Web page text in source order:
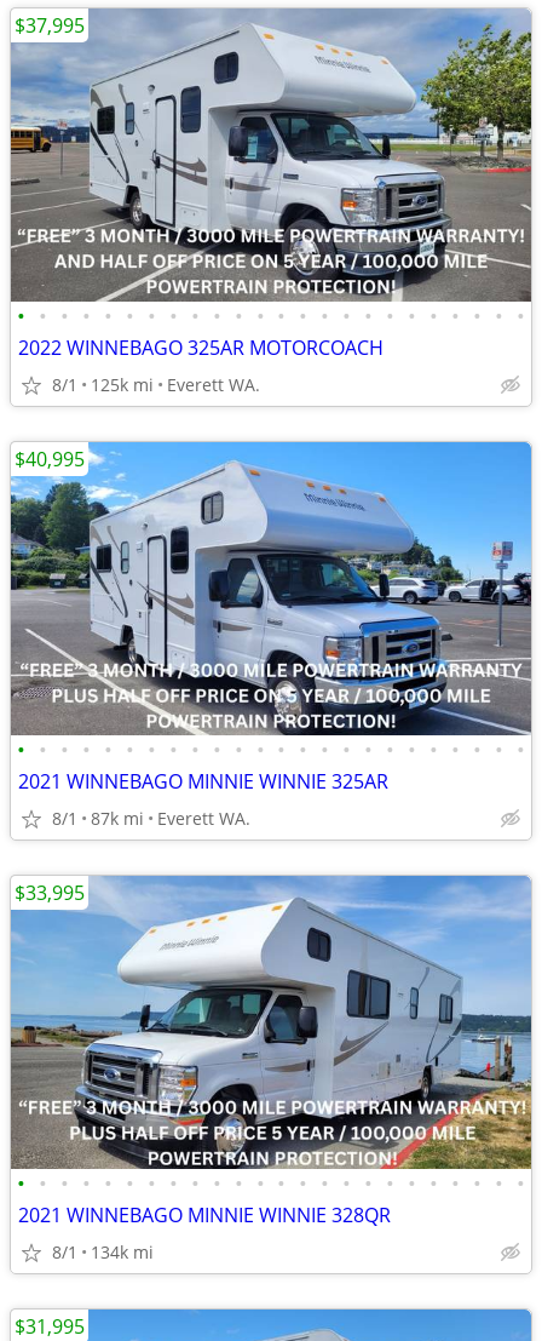
• • • • • • • • • • • • • • • • • • • • • • • •
2022 WINNEBAGO 325AR MOTORCOACH
8/1 125k mi Everett WA.
$37,995
• • • • • • • • • • • • • • • • • • • • • • • •
2021 WINNEBAGO MINNIE WINNIE 325AR
8/1 87k mi Everett WA.
$40,995
• • • • • • • • • • • • • • • • • • • • • • • •
2021 WINNEBAGO MINNIE WINNIE 328QR
8/1 134k mi
$33,995
$31,995